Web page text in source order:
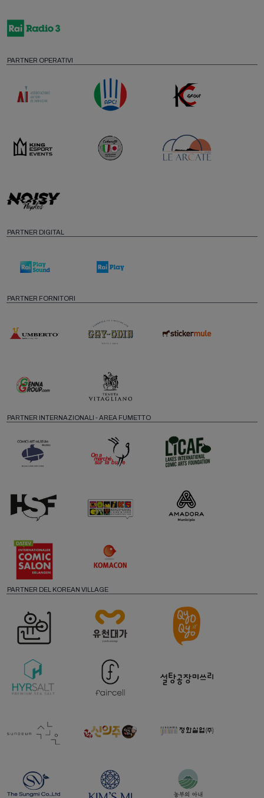
PARTNER OPERATIVI
PARTNER DIGITAL
PARTNER FORNITORI
PARTNER INTERNAZIONALI - AREA FUMETTO
PARTNER DEL KOREAN VILLAGE